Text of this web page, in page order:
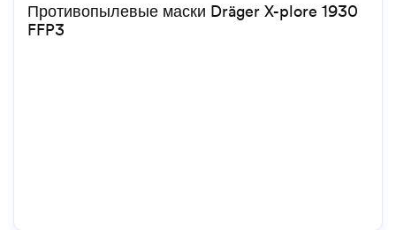
Противопылевые маски Dräger X-plore 1930
FFP3